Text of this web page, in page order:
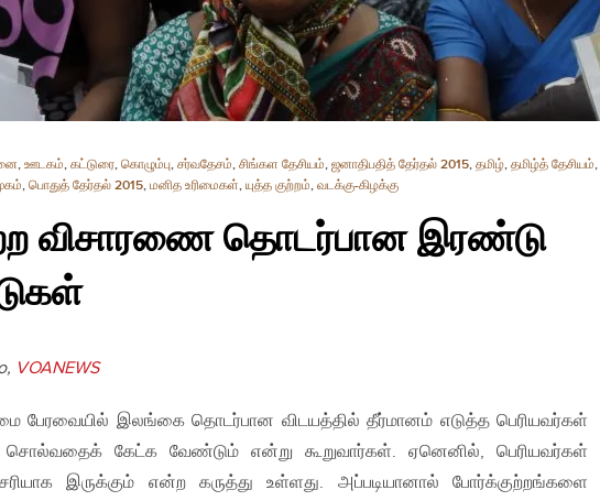
, ஊடகம், கட்டுரை, கொழும்பு, சர்வதேசம், சிங்கள தேசியம், ஜனாதிபதித் தேர்தல் 2015, தமிழ், தமிழ்த் தேசியம்,
, பொதுத் தேர்தல் 2015, மனித உரிமைகள், யுத்த குற்றம், வடக்கு-கிழக்கு
விசாரணை தொடர்பான இரண்டு
VOANEWS
பேரவையில் இலங்கை தொடர்பான விடயத்தில் தீர்மானம் எடுத்த பெரியவர்கள்
சொல்வதைக் கேட்க வேண்டும் என்று கூறுவார்கள். ஏனெனில், பெரியவர்கள்
இருக்கும் என்ற கருத்து உள்ளது. அப்படியானால் போர்க்குற்றங்களை